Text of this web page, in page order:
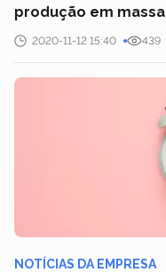
produção em massa
2020-11-12 15:40 439
NOTÍCIAS DA EMPRESA